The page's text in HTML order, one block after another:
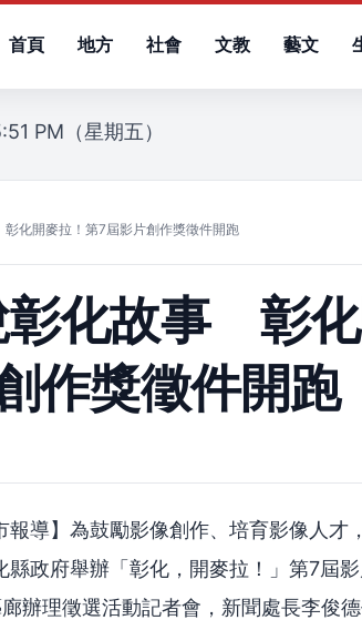
首頁 地方 社會 文教 藝文
PM（星期五）
化開麥拉！第7屆影片創作獎徵件開跑
彰化故事 彰
作獎徵件開跑
報導】為鼓勵影像創作、培育影像人才
縣政府舉辦「彰化，開麥拉！」第7屆
辦理徵選活動記者會，新聞處長李俊